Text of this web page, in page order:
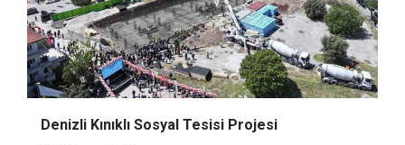
Denizli Kınıklı Sosyal Tesisi Projesi